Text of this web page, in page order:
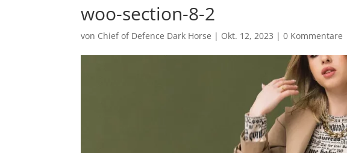
woo-section-8-2
von Chief of Defence Dark Horse | Okt. 12, 2023 |0 Kommentare